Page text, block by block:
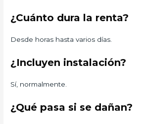
¿Cuánto dura la renta?
Desde horas hasta varios días.
¿Incluyen instalación?
Sí, normalmente.
¿Qué pasa si se dañan?